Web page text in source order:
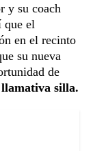
y su coach
que el
en el recinto
su nueva
de
silla.